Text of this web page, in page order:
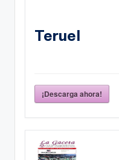
Teruel
¡Descarga ahora!